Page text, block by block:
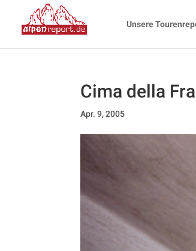
Unsere
Cima della
Apr. 9, 2005